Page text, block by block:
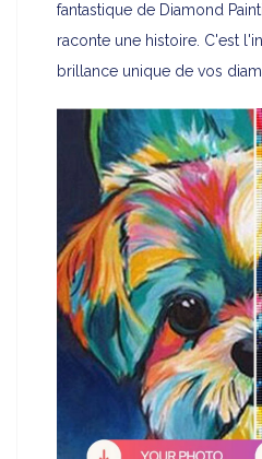
fantastique de Diamond
raconte une histoire. C'est
brillance unique de vos